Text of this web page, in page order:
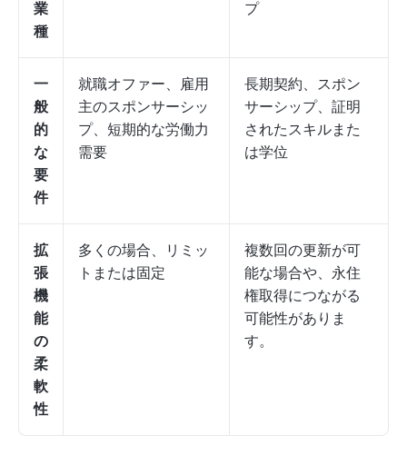
業
種
プ
一
般
的
な
要
件
就職オファー、雇用
主のスポンサーシッ
プ、短期的な労働力
需要
長期契約、スポン
サーシップ、証明
されたスキルまた
は学位
拡
張
機
能
の
柔
軟
性
多くの場合、リミッ
トまたは固定
複数回の更新が可
能な場合や、永住
権取得につながる
可能性がありま
す。